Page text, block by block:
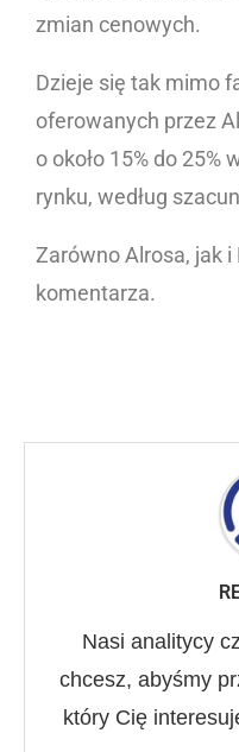
zmian cenowych.
Dzieje się tak mimo
oferowanych przez
o około 15% do
rynku, według
Zarówno Alrosa, jak i
komentarza.
Nasi analitycy
chcesz, abyśmy
który Cię